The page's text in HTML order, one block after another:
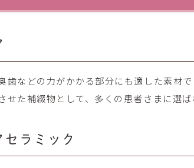
歯などの力がかかる部分にも適した素材
せた補綴物として、多くの患者さまに選ば
セラミック